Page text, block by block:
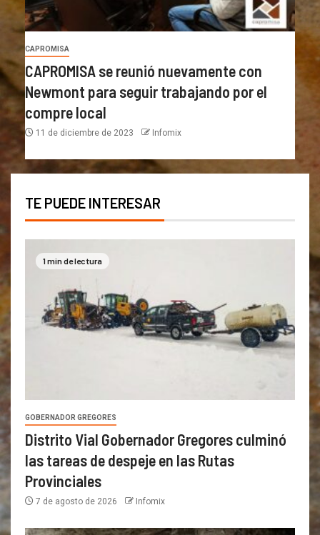
CAPROMISA
CAPROMISA se reunió nuevamente con
Newmont para seguir trabajando por el
compre local
11 de diciembre de 2023 Infomix
TE PUEDE INTERESAR
1 min de lectura
GOBERNADOR GREGORES
Distrito Vial Gobernador Gregores culminó
las tareas de despeje en las Rutas
Provinciales
7 de agosto de 2026 Infomix